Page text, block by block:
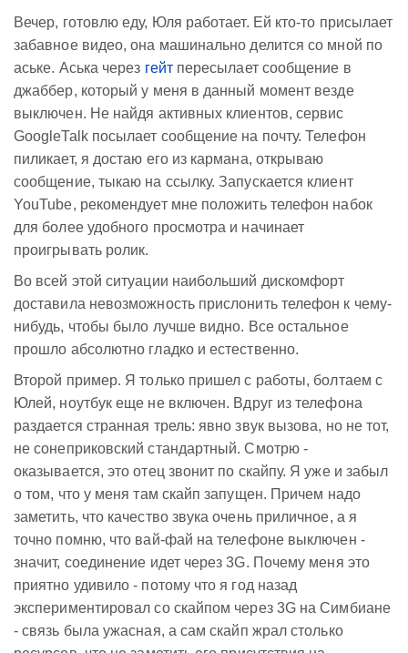
Вечер, готовлю еду, Юля работает. Ей кто-то присылает
забавное видео, она машинально делится со мной по
аське. Аська через гейтпересылает сообщение в
джаббер, который у меня в данный момент везде
выключен. Не найдя активных клиентов, сервис
GoogleTalk посылает сообщение на почту. Телефон
пиликает, я достаю его из кармана, открываю
сообщение, тыкаю на ссылку. Запускается клиент
YouTube, рекомендует мне положить телефон набок
для более удобного просмотра и начинает
проигрывать ролик.
Во всей этой ситуации наибольший дискомфорт
доставила невозможность прислонить телефон к чему-
нибудь, чтобы было лучше видно. Все остальное
прошло абсолютно гладко и естественно.
Второй пример. Я только пришел с работы, болтаем с
Юлей, ноутбук еще не включен. Вдруг из телефона
раздается странная трель: явно звук вызова, но не тот,
не сонеприковский стандартный. Смотрю -
оказывается, это отец звонит по скайпу. Я уже и забыл
о том, что у меня там скайп запущен. Причем надо
заметить, что качество звука очень приличное, а я
точно помню, что вай-фай на телефоне выключен -
значит, соединение идет через 3G. Почему меня это
приятно удивило - потому что я год назад
экспериментировал со скайпом через 3G на Симбиане
- связь была ужасная, а сам скайп жрал столько